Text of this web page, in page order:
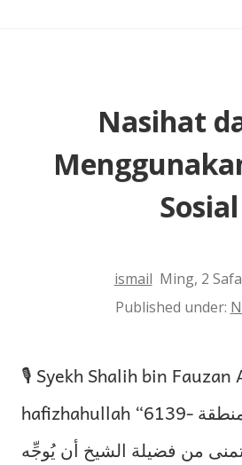
Nasihat
Sosial
ismail Ming, 2
Published under:
🎙 Syekh Shalih bin Fauzan
hafizhahullah “6139- السائل من المنطقة
من فضيلة الشيخ أن يُوجِّه